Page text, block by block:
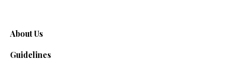
About Us
Guidelines